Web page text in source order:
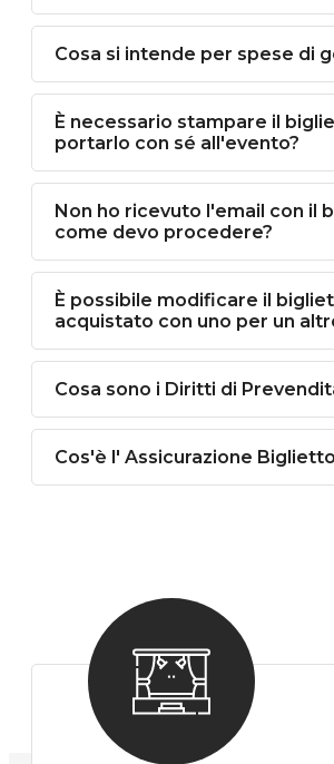
Cosa si intende per spese di
È necessario stampare il
portarlo con sé all'evento?
Non ho ricevuto l'email con il
come devo procedere?
È possibile modificare il
acquistato con uno per un
Cosa sono i Diritti di
Cos'è l' Assicurazione